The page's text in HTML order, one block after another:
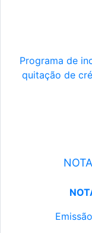
Programa de
quitação de